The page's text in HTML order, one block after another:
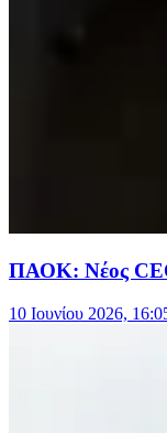
ΠΑΟΚ: Νέος
10 Ιουνίου 2026,